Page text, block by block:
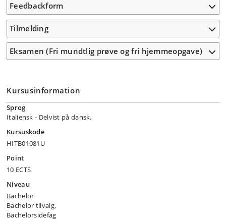
Feedbackform
Tilmelding
Eksamen (Fri mundtlig prøve og fri hjemmeopgave)
Kursusinformation
Sprog
Italiensk - Delvist på dansk.
Kursuskode
HITB01081U
Point
10 ECTS
Niveau
Bachelor
Bachelor tilvalg,
Bachelorsidefag